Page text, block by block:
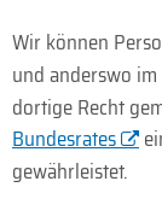
Wir können
und anderswo im
dortige Recht
Bundes­rates
gewährleistet.